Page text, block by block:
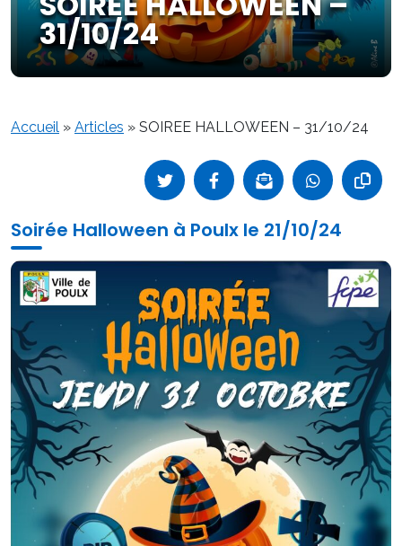
31/10/24
Accueil » Articles » SOIREE HALLOWEEN – 31/10/24
Soirée Halloween à Poulx le 21/10/24